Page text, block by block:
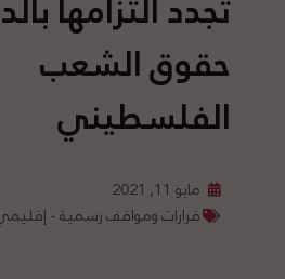
حقوق الشعب
الفلسطيني
مايو 11, 2021
قرارات ومواقف رسمية -